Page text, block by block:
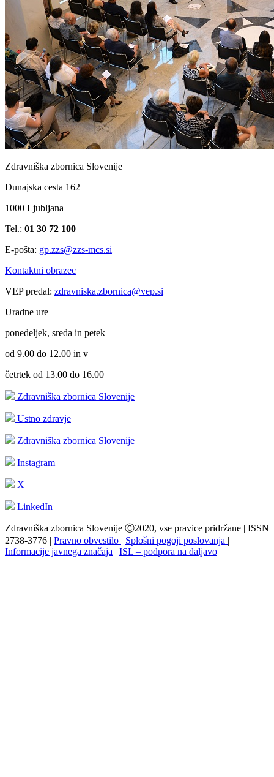
Zdravniška zbornica Slovenije
Dunajska cesta 162
1000 Ljubljana
Tel.: 01 30 72 100
E-pošta: gp.zzs@zzs-mcs.si
Kontaktni obrazec
VEP predal: zdravniska.zbornica@vep.si
Uradne ure
ponedeljek, sreda in petek
od 9.00 do 12.00 in v
četrtek od 13.00 do 16.00
Zdravniška zbornica Slovenije
Ustno zdravje
Zdravniška zbornica Slovenije
Instagram
X
LinkedIn
Zdravniška zbornica Slovenije Ⓒ2020, vse pravice pridržane | ISSN
2738-3776 | Pravno obvestilo | Splošni pogoji poslovanja |
Informacije javnega značaja | ISL – podpora na daljavo